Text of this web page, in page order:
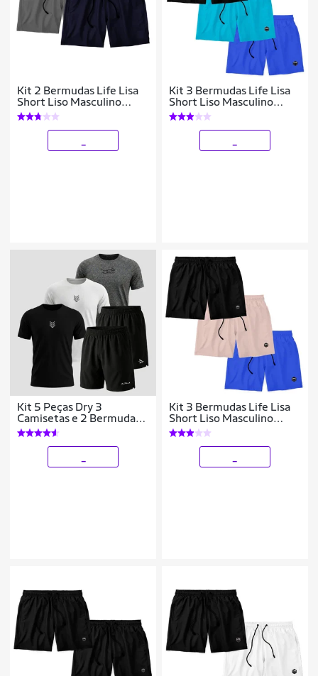
Kit 2 Bermudas Life Lisa
Short Liso Masculino
Básico Mauricinho Tactel
Kit 3 Bermudas Life Lisa
Short Liso Masculino
Básico Mauricinho Tactel
Kit 5 Peças Dry 3
Camisetas e 2 Bermudas
Alpha
Kit 3 Bermudas Life Lisa
Short Liso Masculino
Básico Mauricinho Tactel